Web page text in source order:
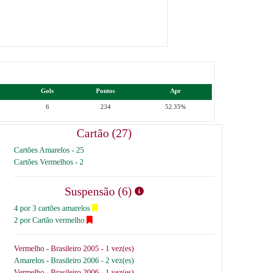
Gols Pontos Apr
6 234 52.35%
Cartão (27)
Cartões Amarelos - 25
Cartões Vermelhos - 2
Suspensão (6)
4 por 3 cartões amarelos
2 por Cartão vermelho
Vermelho - Brasileiro 2005 - 1 vez(es)
Amarelos - Brasileiro 2006 - 2 vez(es)